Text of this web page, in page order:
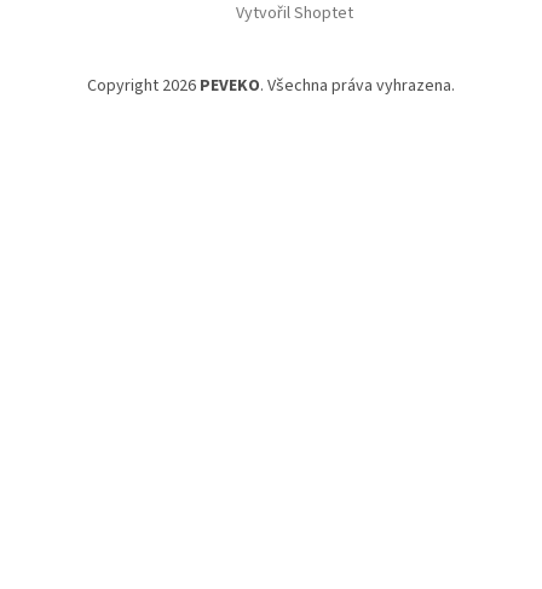
Vytvořil Shoptet
Copyright 2026 PEVEKO. Všechna práva vyhrazena.